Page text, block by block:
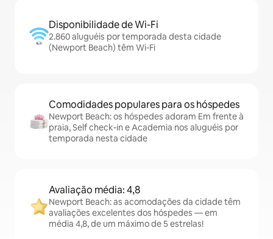
Disponibilidade de Wi-Fi
2.860 aluguéis por temporada desta cidade
(Newport Beach) têm Wi-Fi
Comodidades populares para os hóspedes
Newport Beach: os hóspedes adoram Em frente à
praia, Self check-in e Academia nos aluguéis por
temporada nesta cidade
Avaliação média: 4,8
Newport Beach: as acomodações da cidade têm
avaliações excelentes dos hóspedes — em
média 4,8, de um máximo de 5 estrelas!